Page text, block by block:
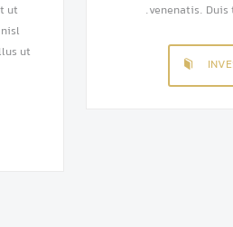
venenatis. Duis
ut
ut